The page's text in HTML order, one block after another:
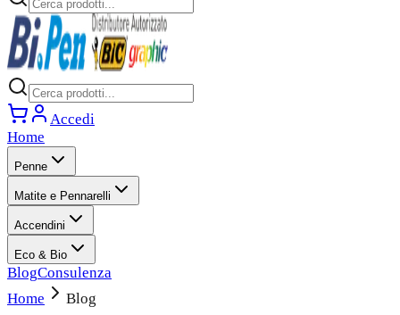
Accedi
Home
Penne
Matite e Pennarelli
Accendini
Eco & Bio
BlogConsulenza
Home
Blog